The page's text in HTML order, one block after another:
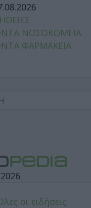
ΝΟΣΟΚΟΜΕΙΑ
ΦΑΡΜΑΚΕΙΑ
οι ειδήσεις